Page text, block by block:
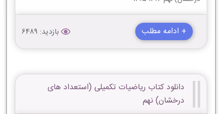
+ ادامه مطلب بازدید: 6489
دانلود کتاب ریاضیات تکمیلی (استعداد های
درخشان) نهم